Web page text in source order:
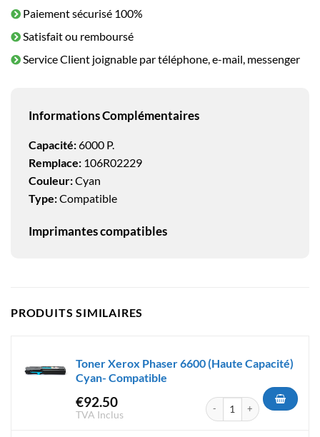
Paiement sécurisé 100%
Satisfait ou remboursé
Service Client joignable par téléphone, e-mail, messenger
Informations Complémentaires
Capacité:6000 P.
Remplace: 106R02229
Couleur:Cyan
Type:Compatible
Imprimantes compatibles
PRODUITS SIMILAIRES
Toner Xerox Phaser 6600 (Haute Capacité)
Cyan- Compatible
€92.50
TVA Inclus
quantité de Toner Xerox